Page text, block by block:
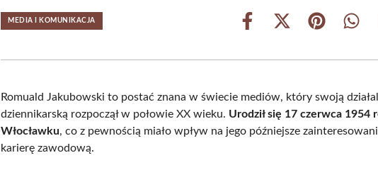
MEDIA I KOMUNIKACJA
Share
Share
(Twitter)
Share Share
Romuald Jakubowski to postać znana w świecie mediów, który swoją
dziennikarską rozpoczął w połowie XX wieku. Urodził się 17 czerwca 1954
Włocławku, co z pewnością miało wpływ na jego późniejsze
karierę zawodową.